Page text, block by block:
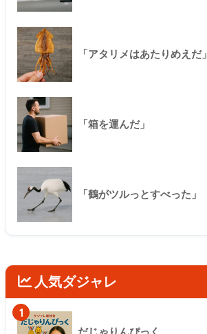
「アタリメはあたりめえだ」
「箱を運んだ」
「鶴がツルっとすべった」
人気ダジャレ
1